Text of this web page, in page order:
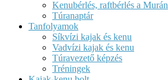
Kenubérlés, raftbérlés a Murán
Túranaptár
Tanfolyamok
Síkvízi kajak és kenu
Vadvízi kajak és kenu
Túravezető képzés
Tréningek